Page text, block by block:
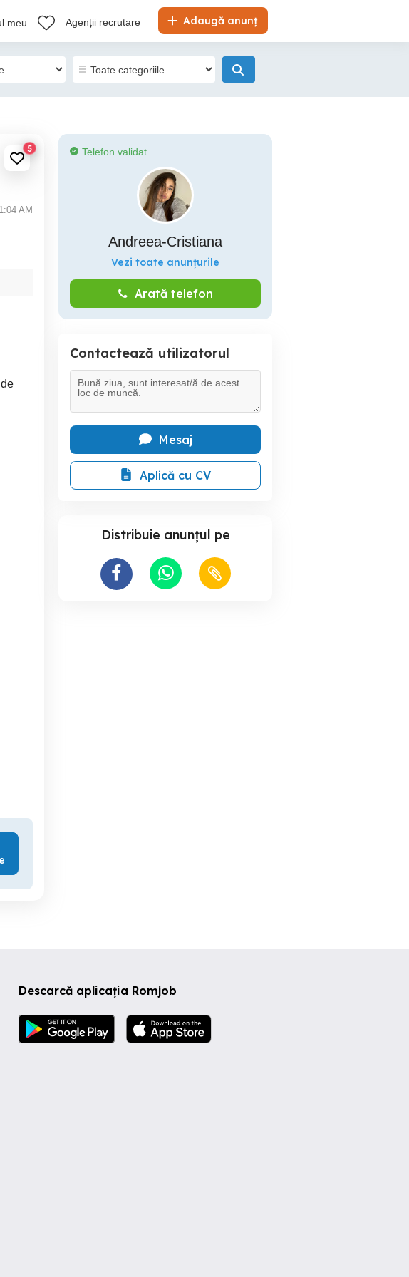
Adaugă anunț
meu Agenții recrutare
5
AM
Telefon validat
Andreea-Cristiana
Vezi toate anunțurile
Arată telefon
Contactează utilizatorul
Mesaj
Aplică cu CV
Distribuie anunțul pe
Descarcă aplicația Romjob